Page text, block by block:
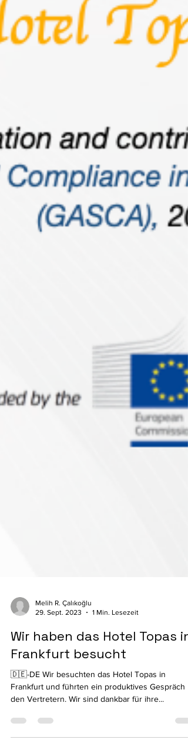
29. Sept. 2023
1 Min. Lesezeit
Wir haben das Hotel Topas in
Frankfurt besucht
🇩🇪-DE Wir besuchten das Hotel Topas in
den Vertretern. Wir sind dankbar für ihre...